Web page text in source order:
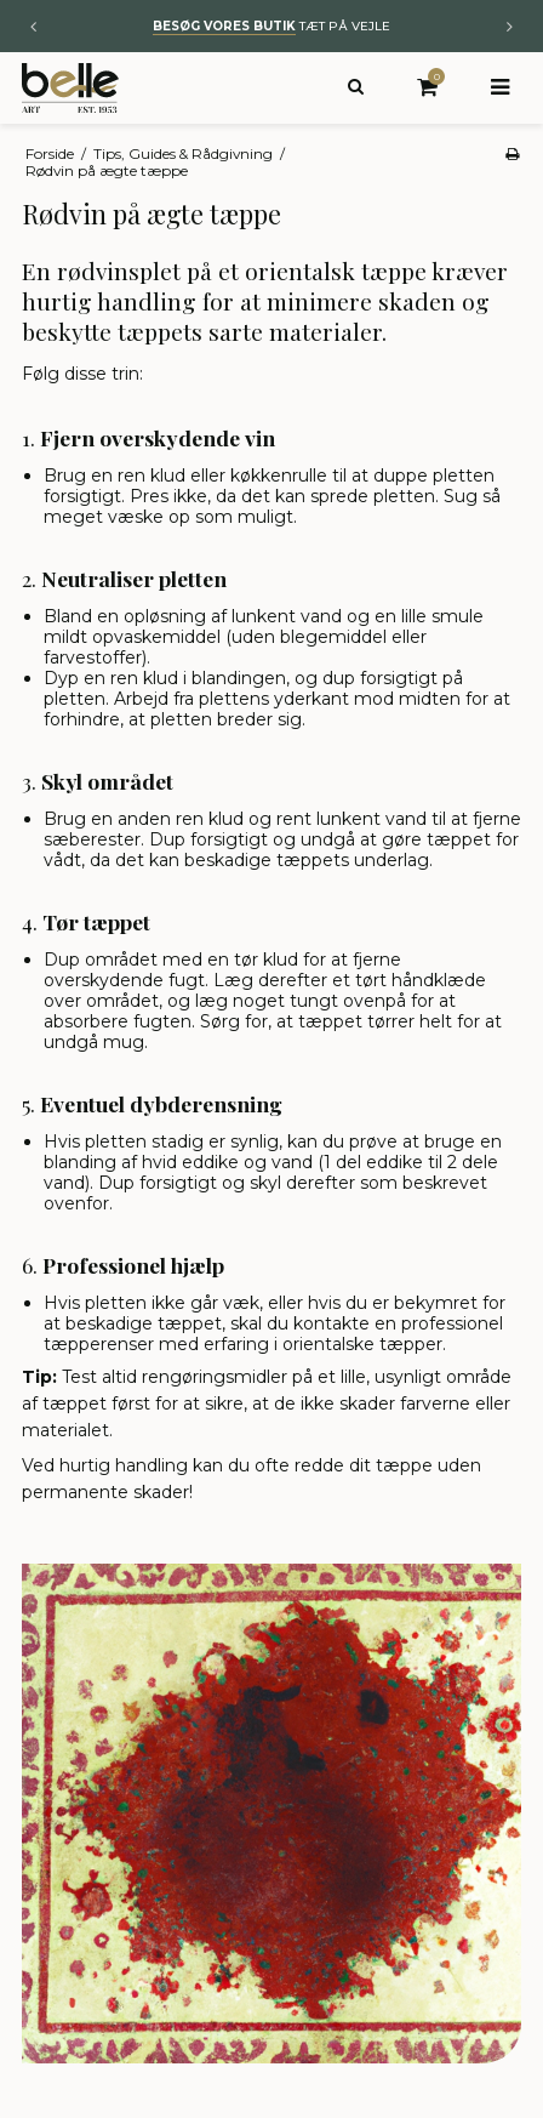
BESØG VORES BUTIKTÆT PÅ VEJLE
0
Forside / Tips, Guides & Rådgivning /
Rødvin på ægte tæppe
Rødvin på ægte tæppe
En rødvinsplet på et orientalsk tæppe kræver
hurtig handling for at minimere skaden og
beskytte tæppets sarte materialer.
Følg disse trin:
1. Fjern overskydende vin
Brug en ren klud eller køkkenrulle til at duppe pletten
forsigtigt. Pres ikke, da det kan sprede pletten. Sug så
meget væske op som muligt.
2. Neutraliser pletten
Bland en opløsning af lunkent vand og en lille smule
mildt opvaskemiddel (uden blegemiddel eller
farvestoffer).
Dyp en ren klud i blandingen, og dup forsigtigt på
pletten. Arbejd fra plettens yderkant mod midten for at
forhindre, at pletten breder sig.
3. Skyl området
Brug en anden ren klud og rent lunkent vand til at fjerne
sæberester. Dup forsigtigt og undgå at gøre tæppet for
vådt, da det kan beskadige tæppets underlag.
4. Tør tæppet
Dup området med en tør klud for at fjerne
overskydende fugt. Læg derefter et tørt håndklæde
over området, og læg noget tungt ovenpå for at
absorbere fugten. Sørg for, at tæppet tørrer helt for at
undgå mug.
5. Eventuel dybderensning
Hvis pletten stadig er synlig, kan du prøve at bruge en
blanding af hvid eddike og vand (1 del eddike til 2 dele
vand). Dup forsigtigt og skyl derefter som beskrevet
ovenfor.
6. Professionel hjælp
Hvis pletten ikke går væk, eller hvis du er bekymret for
at beskadige tæppet, skal du kontakte en professionel
tæpperenser med erfaring i orientalske tæpper.
Tip: Test altid rengøringsmidler på et lille, usynligt område
af tæppet først for at sikre, at de ikke skader farverne eller
materialet.
Ved hurtig handling kan du ofte redde dit tæppe uden
permanente skader!